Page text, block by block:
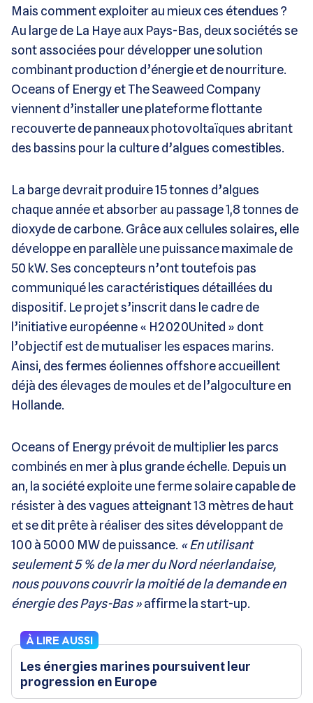
Mais comment exploiter au mieux ces étendues ?
Au large de La Haye aux Pays-Bas, deux sociétés se
sont associées pour développer une solution
combinant production d’énergie et de nourriture.
Oceans of Energy et The Seaweed Company
viennent d’installer une plateforme flottante
recouverte de panneaux photovoltaïques abritant
des bassins pour la culture d’algues comestibles.
La barge devrait produire 15 tonnes d’algues
chaque année et absorber au passage 1,8 tonnes de
dioxyde de carbone. Grâce aux cellules solaires, elle
développe en parallèle une puissance maximale de
50 kW. Ses concepteurs n’ont toutefois pas
communiqué les caractéristiques détaillées du
dispositif. Le projet s’inscrit dans le cadre de
l’initiative européenne « H2020United » dont
l’objectif est de mutualiser les espaces marins.
Ainsi, des fermes éoliennes offshore accueillent
déjà des élevages de moules et de l’algoculture en
Hollande.
Oceans of Energy prévoit de multiplier les parcs
combinés en mer à plus grande échelle. Depuis un
an, la société exploite une ferme solaire capable de
résister à des vagues atteignant 13 mètres de haut
et se dit prête à réaliser des sites développant de
100 à 5000 MW de puissance. « En utilisant
seulement 5 % de la mer du Nord néerlandaise,
nous pouvons couvrir la moitié de la demande en
énergie des Pays-Bas »affirme la start-up.
À LIRE AUSSI
Les énergies marines poursuivent leur
progression en Europe